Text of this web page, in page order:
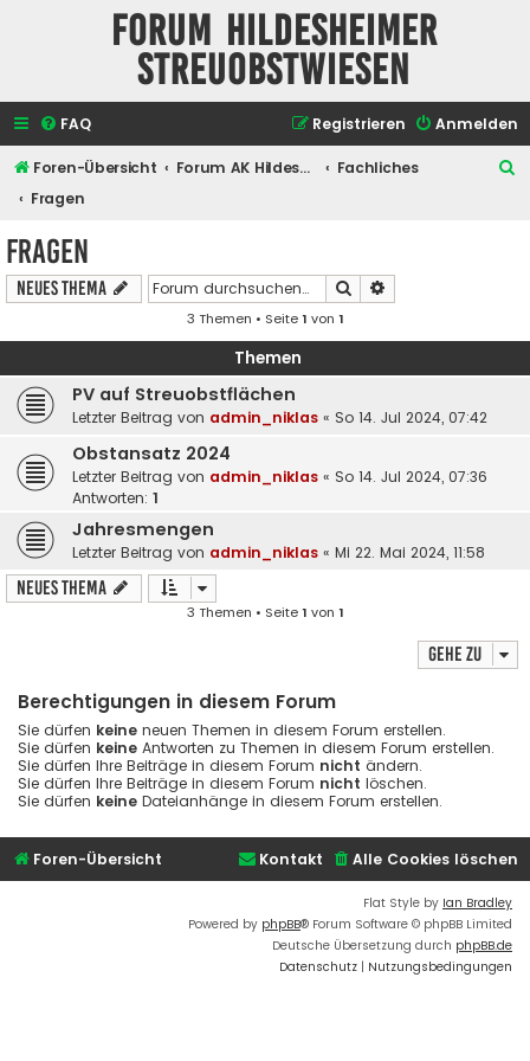
Forum Hildesheimer
Streuobstwiesen
FAQ Anmelden
Registrieren
Foren-Übersicht Forum AK Hildesheimer Streuobstwiesen
Fachliches
Fragen
Fragen
Neues Thema Suche
3 Themen • Seite1 von 1
Themen
PV auf Streuobstflächen
Letzter Beitrag von admin_niklas « So 14. Jul 2024, 07:42
Obstansatz 2024
Letzter Beitrag von admin_niklas « So 14. Jul 2024, 07:36
Antworten: 1
Jahresmengen
Letzter Beitrag von admin_niklas « Mi 22. Mai 2024, 11:58
Neues Thema
3 Themen • Seite1 von 1
Gehe zu
Berechtigungen in diesem Forum
Sie dürfen keine neuen Themen in diesem Forum erstellen.
Sie dürfen keine Antworten zu Themen in diesem Forum erstellen.
Sie dürfen Ihre Beiträge in diesem Forum nicht ändern.
Sie dürfen Ihre Beiträge in diesem Forum nicht löschen.
Sie dürfen keine Dateianhänge in diesem Forum erstellen.
Foren-Übersicht Alle Cookies löschen
Kontakt
Flat Style by Ian Bradley
Powered by phpBB® Forum Software © phpBB Limited
Deutsche Übersetzung durch phpBB.de
Datenschutz | Nutzungsbedingungen